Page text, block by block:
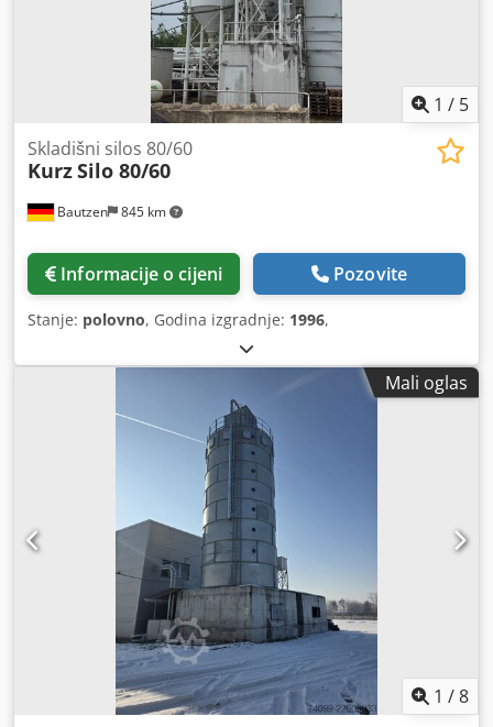
1 / 5
Bautzen 845 km
Skladišni silos 80/60
KurzSilo 80/60
Informacije o cijeni Pozovite
Stanje: polovno, Godina izgradnje: 1996,
Mali oglas
1 /8